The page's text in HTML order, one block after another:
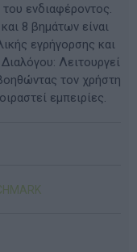
του ενδιαφέροντος.
8 βημάτων είναι
εγρήγορσης και
Λειτουργεί
τον χρήστη
εμπειρίες.